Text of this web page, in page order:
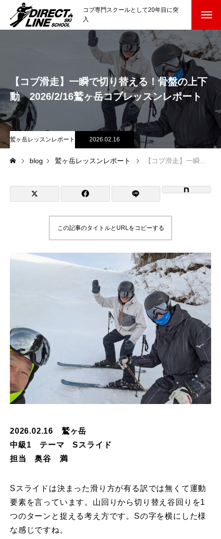
コブ専門スクールとして20年目に突
入
スクールについて知る Directline Ski School
参加までの流れ
レッスン料金
参加費のお支払い
各会場の集合場所
スキー場から選ぶ Ski Area
鷲ヶ岳＆高鷲スノーパーク
宮城山形
レッスンテーマから選ぶ Lesson Theme
初級1
初級2
中級2
特別講座
PV
Instructor
インストラクター募集
【コブ滑走】一瞬で切り替える！骨盤の上下
動 2026/2/16鷲ヶ岳コブレッスンレポート
鷲ヶ岳レッスンレポート 2026.02.16
blog 鷲ヶ岳レッスンレポート 【コブ滑走】一瞬で切り替える！骨盤の上下動 2026/2/16鷲ヶ岳コブレッスンレポート
この記事のタイトルとURLをコピーする
2026.02.16 鷲ヶ岳
中級1 テーマ Sスライド
担当 奥谷 満
Sスライドは決まった滑り方が有る訳では無くて運動
要素を言っています。山回りから切り替え谷回りを1
つのターンと捉える考え方です。Sの字を横にした様
な感じですね。